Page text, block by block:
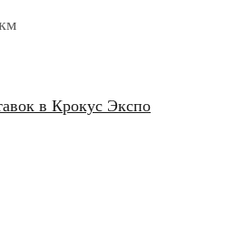
в Крокус Экспо